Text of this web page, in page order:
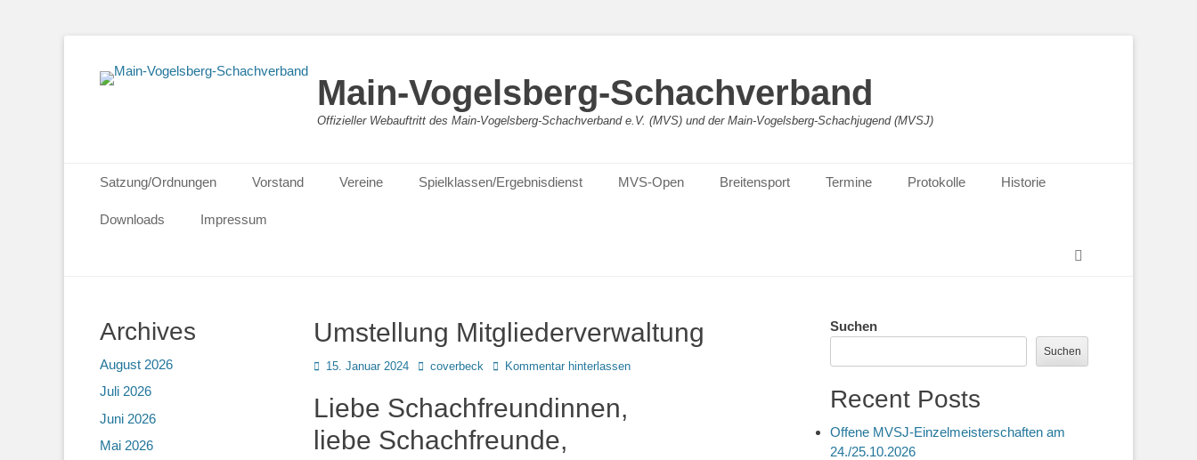
Main-Vogelsberg-Schachverband
Offizieller Webauftritt des Main-Vogelsberg-Schachverband e.V. (MVS) und der Main-Vogelsberg-Schachjugend (MVSJ)
Primäres Menü
Inhalt
springen
Satzung/Ordnungen Vorstand Vereine Spielklassen/Ergebnisdienst MVS-Open Breitensport Termine Protokolle Historie
Downloads
Impressum
Umstellung Mitgliederverwaltung
Posted
15. Januar 2024 Autorcoverbeck Kommentar hinterlassen
Liebe Schachfreundinnen,
liebe Schachfreunde,
Suchen
Suchen
Recent Posts
Offene MVSJ-Einzelmeisterschaften am
24./25.10.2026
Archives
August 2026
Juli 2026
Juni 2026
Mai 2026